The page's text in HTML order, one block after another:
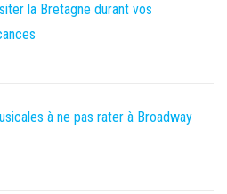
la Bretagne durant vos
à ne pas rater à Broadway